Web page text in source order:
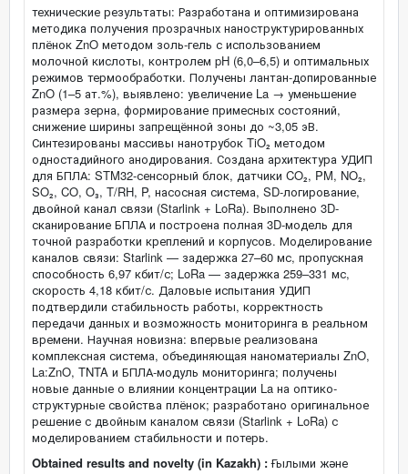
технические результаты: Разработана и оптимизирована
методика получения прозрачных наноструктурированных
плёнок ZnO методом золь-гель с использованием
молочной кислоты, контролем pH (6,0–6,5) и оптимальных
режимов термообработки. Получены лантан-допированные
ZnO (1–5 ат.%), выявлено: увеличение La → уменьшение
размера зерна, формирование примесных состояний,
снижение ширины запрещённой зоны до ~3,05 эВ.
Синтезированы массивы нанотрубок TiO₂ методом
одностадийного анодирования. Создана архитектура УДИП
для БПЛА: STM32-сенсорный блок, датчики CO₂, PM, NO₂,
SO₂, CO, O₃, T/RH, P, насосная система, SD-логирование,
двойной канал связи (Starlink + LoRa). Выполнено 3D-
сканирование БПЛА и построена полная 3D-модель для
точной разработки креплений и корпусов. Моделирование
каналов связи: Starlink — задержка 27–60 мс, пропускная
способность 6,97 кбит/с; LoRa — задержка 259–331 мс,
скорость 4,18 кбит/с. Даловые испытания УДИП
подтвердили стабильность работы, корректность
передачи данных и возможность мониторинга в реальном
времени. Научная новизна: впервые реализована
комплексная система, объединяющая наноматериалы ZnO,
La:ZnO, TNTA и БПЛА-модуль мониторинга; получены
новые данные о влиянии концентрации La на оптико-
структурные свойства плёнок; разработано оригинальное
решение с двойным каналом связи (Starlink + LoRa) с
моделированием стабильности и потерь.
Obtained results and novelty (in Kazakh) :Ғылыми және